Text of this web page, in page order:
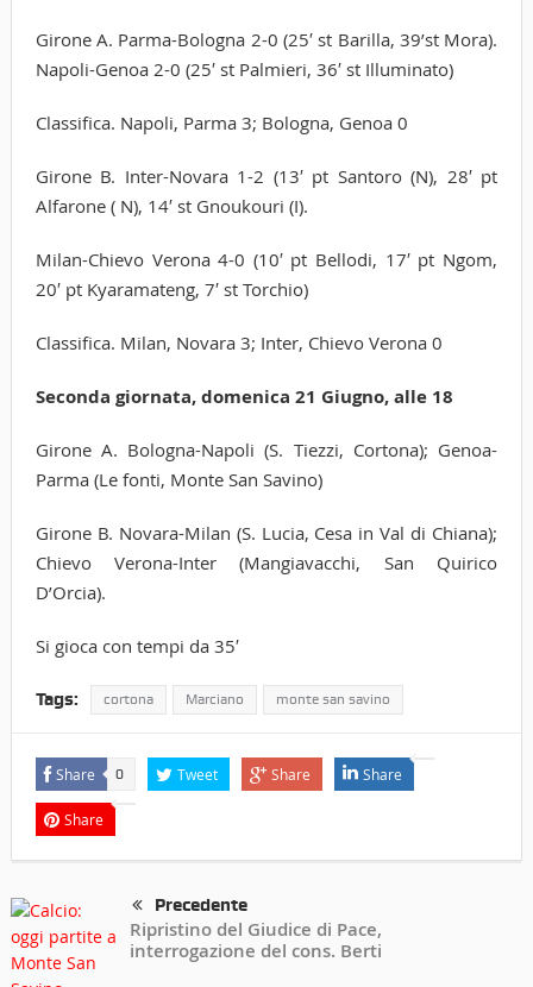
Girone A. Parma-Bologna 2-0 (25′ st Barilla, 39’st Mora).
Napoli-Genoa 2-0 (25′ st Palmieri, 36′ st Illuminato)
Classifica. Napoli, Parma 3; Bologna, Genoa 0
Girone B. Inter-Novara 1-2 (13′ pt Santoro (N), 28′ pt
Alfarone ( N), 14′ st Gnoukouri (I).
Milan-Chievo Verona 4-0 (10′ pt Bellodi, 17′ pt Ngom,
20′ pt Kyaramateng, 7′ st Torchio)
Classifica. Milan, Novara 3; Inter, Chievo Verona 0
Seconda giornata, domenica 21 Giugno, alle 18
Girone A. Bologna-Napoli (S. Tiezzi, Cortona); Genoa-
Parma (Le fonti, Monte San Savino)
Girone B. Novara-Milan (S. Lucia, Cesa in Val di Chiana);
Chievo Verona-Inter (Mangiavacchi, San Quirico
D’Orcia).
Si gioca con tempi da 35′
Tags: cortona Marciano monte san savino
Share 0 Tweet Share Share
Share
Precedente
Ripristino del Giudice di Pace,
interrogazione del cons. Berti